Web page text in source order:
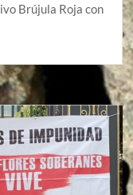
Brújula Roja con